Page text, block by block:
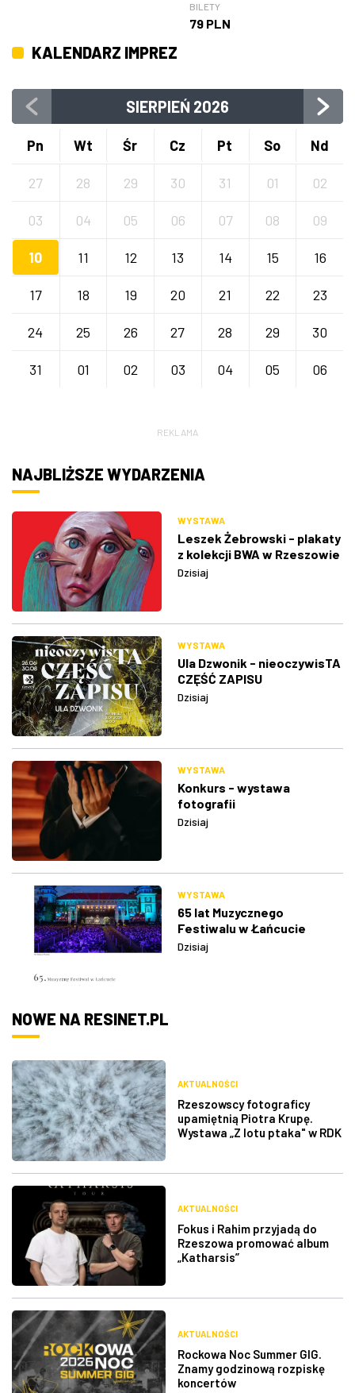
BILETY
79 PLN
KALENDARZ IMPREZ
SIERPIEŃ 2026
Pn Wt Śr Cz Pt So Nd
27 28 29 30 31 01 02
03 04 05 06 07 08 09
10 11 12 13 14 15 16
17 18 19 20 21 22 23
24 25 26 27 28 29 30
31 01 02 03 04 05 06
REKLAMA
NAJBLIŻSZE WYDARZENIA
WYSTAWA
Leszek Żebrowski - plakaty
z kolekcji BWA w Rzeszowie
Dzisiaj
WYSTAWA
Ula Dzwonik - nieoczywisTA
CZĘŚĆ ZAPISU
Dzisiaj
WYSTAWA
Konkurs - wystawa
fotografii
Dzisiaj
WYSTAWA
65 lat Muzycznego
Festiwalu w Łańcucie
Dzisiaj
NOWE NA RESINET.PL
AKTUALNOŚCI
Rzeszowscy fotograficy
upamiętnią Piotra Krupę.
Wystawa „Z lotu ptaka" w RDK
AKTUALNOŚCI
Fokus i Rahim przyjadą do
Rzeszowa promować album
„Katharsis”
AKTUALNOŚCI
Rockowa Noc Summer GIG.
Znamy godzinową rozpiskę
koncertów